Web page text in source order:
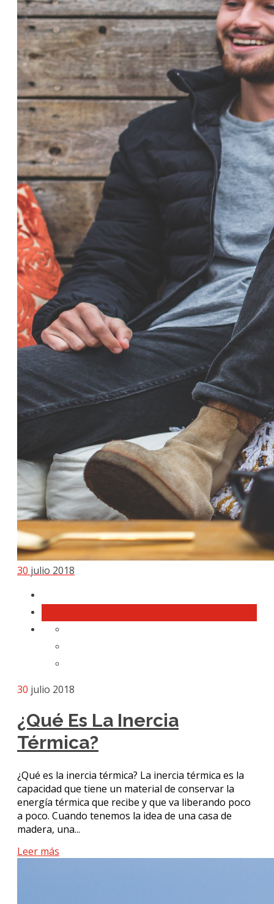
Para el profesional
30 julio 2018
30 julio 2018
¿Qué Es La Inercia
Térmica?
¿Qué es la inercia térmica? La inercia térmica es la
capacidad que tiene un material de conservar la
energía térmica que recibe y que va liberando poco
a poco. Cuando tenemos la idea de una casa de
madera, una...
Leer más